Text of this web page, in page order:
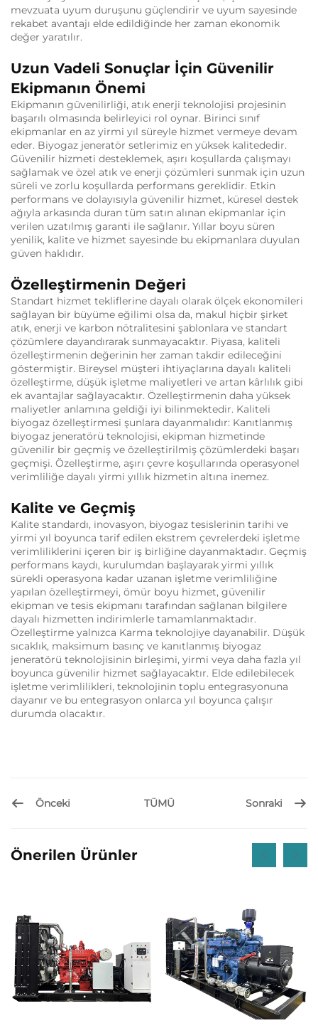
mevzuata uyum duruşunu güçlendirir ve uyum sayesinde
rekabet avantajı elde edildiğinde her zaman ekonomik
değer yaratılır.
Uzun Vadeli Sonuçlar İçin Güvenilir
Ekipmanın Önemi
Ekipmanın güvenilirliği, atık enerji teknolojisi projesinin
başarılı olmasında belirleyici rol oynar. Birinci sınıf
ekipmanlar en az yirmi yıl süreyle hizmet vermeye devam
eder. Biyogaz jeneratör setlerimiz en yüksek kalitededir.
Güvenilir hizmeti desteklemek, aşırı koşullarda çalışmayı
sağlamak ve özel atık ve enerji çözümleri sunmak için uzun
süreli ve zorlu koşullarda performans gereklidir. Etkin
performans ve dolayısıyla güvenilir hizmet, küresel destek
ağıyla arkasında duran tüm satın alınan ekipmanlar için
verilen uzatılmış garanti ile sağlanır. Yıllar boyu süren
yenilik, kalite ve hizmet sayesinde bu ekipmanlara duyulan
güven haklıdır.
Özelleştirmenin Değeri
Standart hizmet tekliflerine dayalı olarak ölçek ekonomileri
sağlayan bir büyüme eğilimi olsa da, makul hiçbir şirket
atık, enerji ve karbon nötralitesini şablonlara ve standart
çözümlere dayandırarak sunmayacaktır. Piyasa, kaliteli
özelleştirmenin değerinin her zaman takdir edileceğini
göstermiştir. Bireysel müşteri ihtiyaçlarına dayalı kaliteli
özelleştirme, düşük işletme maliyetleri ve artan kârlılık gibi
ek avantajlar sağlayacaktır. Özelleştirmenin daha yüksek
maliyetler anlamına geldiği iyi bilinmektedir. Kaliteli
biyogaz özelleştirmesi şunlara dayanmalıdır: Kanıtlanmış
biyogaz jeneratörü teknolojisi, ekipman hizmetinde
güvenilir bir geçmiş ve özelleştirilmiş çözümlerdeki başarı
geçmişi. Özelleştirme, aşırı çevre koşullarında operasyonel
verimliliğe dayalı yirmi yıllık hizmetin altına inemez.
Kalite ve Geçmiş
Kalite standardı, inovasyon, biyogaz tesislerinin tarihi ve
yirmi yıl boyunca tarif edilen ekstrem çevrelerdeki işletme
verimliliklerini içeren bir iş birliğine dayanmaktadır. Geçmiş
performans kaydı, kurulumdan başlayarak yirmi yıllık
sürekli operasyona kadar uzanan işletme verimliliğine
yapılan özelleştirmeyi, ömür boyu hizmet, güvenilir
ekipman ve tesis ekipmanı tarafından sağlanan bilgilere
dayalı hizmetten indirimlerle tamamlanmaktadır.
Özelleştirme yalnızca Karma teknolojiye dayanabilir. Düşük
sıcaklık, maksimum basınç ve kanıtlanmış biyogaz
jeneratörü teknolojisinin birleşimi, yirmi veya daha fazla yıl
boyunca güvenilir hizmet sağlayacaktır. Elde edilebilecek
işletme verimlilikleri, teknolojinin toplu entegrasyonuna
dayanır ve bu entegrasyon onlarca yıl boyunca çalışır
durumda olacaktır.
Önceki TÜMÜ Sonraki
Önerilen Ürünler